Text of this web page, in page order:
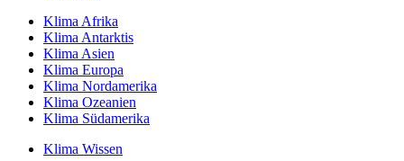
Klima Afrika
Klima Antarktis
Klima Asien
Klima Europa
Klima Nordamerika
Klima Ozeanien
Klima Südamerika
Klima Wissen